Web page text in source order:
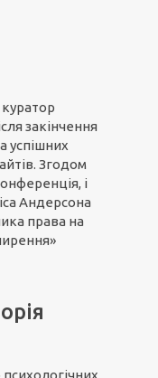
закінчення
успішних
Згодом
і
Андерсона
права на